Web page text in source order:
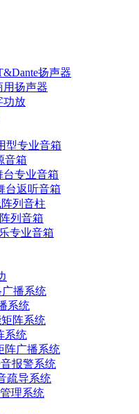
扬声器
用扬声器
功放
型专业音箱
音箱
台专业音箱
台返听音箱
列音柱
列音箱
专业音箱
广播系统
系统
矩阵系统
系统
阵广播系统
报警系统
疏导系统
理系统